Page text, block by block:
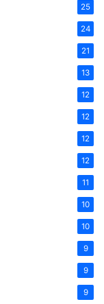
25
24
21
13
12
12
12
12
11
10
10
9
9
9